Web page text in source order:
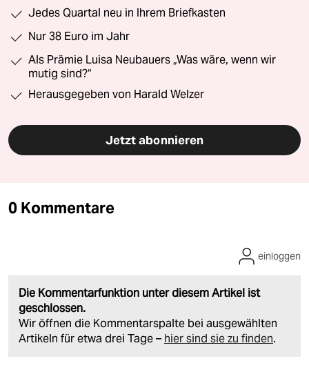
Jedes Quartal neu in Ihrem Briefkasten
Nur 38 Euro im Jahr
Als Prämie Luisa Neubauers „Was wäre, wenn wir
mutig sind?“
Herausgegeben von Harald Welzer
Jetzt abonnieren
0 Kommentare
Die Kommentarfunktion unter diesem Artikel ist
geschlossen.
Wir öffnen die Kommentarspalte bei ausgewählten
Artikeln für etwa drei Tage – hier sind sie zu finden.
einloggen